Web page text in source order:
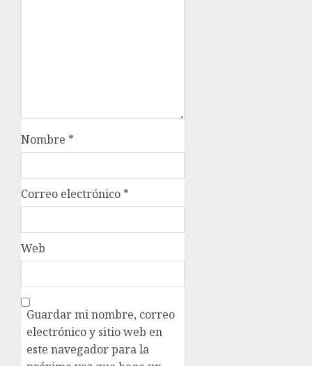
Nombre *
Correo electrónico *
Web
Guardar mi nombre, correo
electrónico y sitio web en
este navegador para la